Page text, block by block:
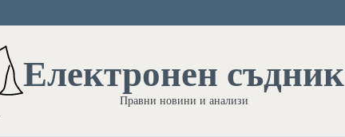
Електронен съдник
Правни новини и анализи